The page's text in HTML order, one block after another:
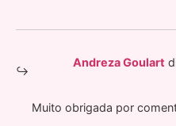
Andreza Goulart
Muito obrigada por